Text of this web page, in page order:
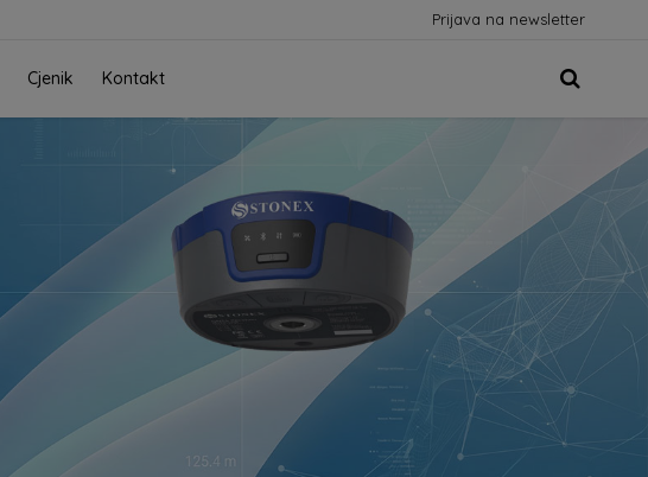
Prijava na newsletter
Cjenik Kontakt